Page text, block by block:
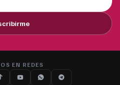
EN REDES